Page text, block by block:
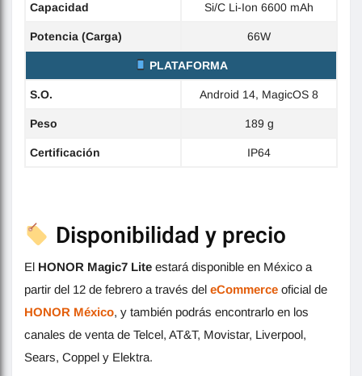
Capacidad Si/C Li-Ion 6600 mAh
Potencia (Carga) 66W
PLATAFORMA
S.O. Android 14, MagicOS 8
Peso 189 g
Certificación IP64
Disponibilidad y precio
El HONOR Magic7 Lite estará disponible en México a
partir del 12 de febrero a través del eCommerce oficial de
HONOR México, y también podrás encontrarlo en los
canales de venta de Telcel, AT&T, Movistar, Liverpool,
Sears, Coppel y Elektra.